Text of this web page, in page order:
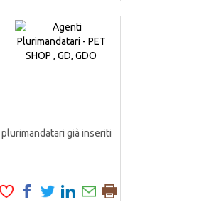
già inseriti